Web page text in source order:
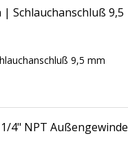
Schlauchanschluß 9,5
9,5 mm
4" NPT Außengewinde